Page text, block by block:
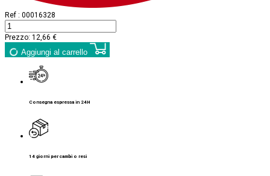
Ref : 00016328
Prezzo: 12,66 €
Aggiungi al carrello
Consegna espressa in 24H
14 giorni per cambi o resi